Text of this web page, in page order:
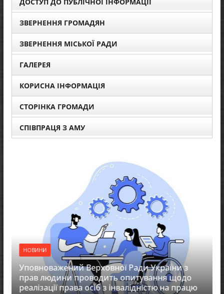
ЗВЕРНЕННЯ ГРОМАДЯН
ЗВЕРНЕННЯ МІСЬКОЇ РАДИ
ГАЛЕРЕЯ
КОРИСНА ІНФОРМАЦІЯ
СТОРІНКА ГРОМАДИ
СПІВПРАЦЯ З АМУ
НОВИНИ
Уповноважений Верховної Ради України з
прав людини проводить опитування щодо
реалізації права осіб з інвалідністю на працю